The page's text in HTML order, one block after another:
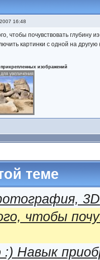
16:48
чтобы почувствовать глубину
картинки с одной на
изображений
теме
3D
чтобы
:) Навык